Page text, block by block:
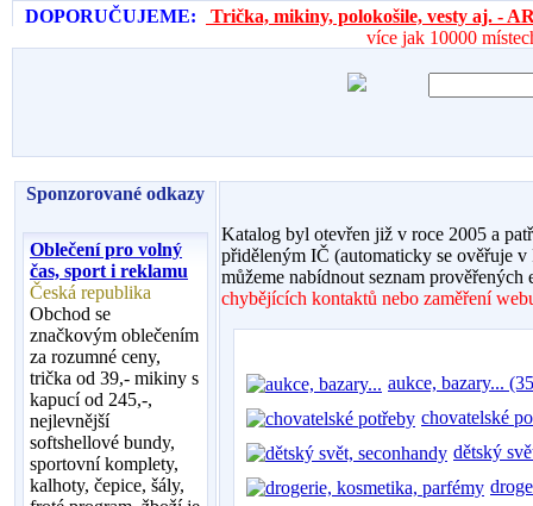
DOPORUČUJEME:
Trička, mikiny, polokošile, vesty aj. -
více jak 10000
Sponzorované odkazy
Oblečení pro volný
čas, sport i reklamu
Česká republika
Obchod se
značkovým oblečením
za rozumné ceny,
trička od 39,- mikiny s
kapucí od 245,-,
nejlevnější
softshellové bundy,
sportovní komplety,
kalhoty, čepice, šály,
Katalog byl otevřen již v roce 2005 a
přiděleným IČ (automaticky se ověřuje
můžeme nabídnout seznam
chybějících kontaktů nebo zaměření
aukce, bazary...
chovatelské
dětský